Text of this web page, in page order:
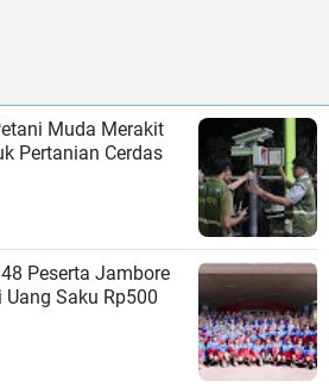
Muda Merakit
Pertanian Cerdas
Peserta Jambore
Saku Rp500